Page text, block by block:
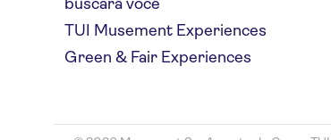
buscará você
TUI Musement Experiences
Green & Fair Experiences